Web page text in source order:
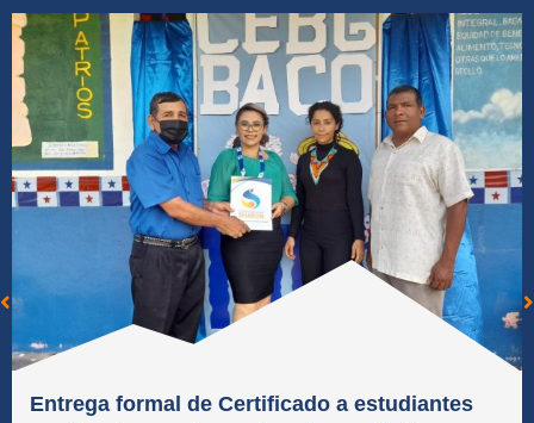
Entrega formal de Certificado a estudiantes